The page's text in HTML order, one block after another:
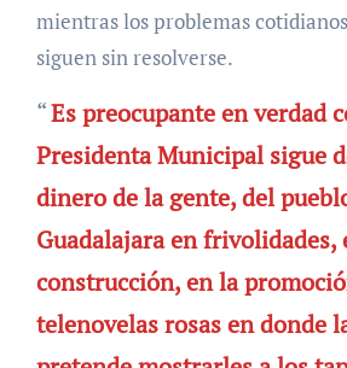
mientras los problemas
siguen sin resolverse.
“Es preocupante en verdad
Presidenta Municipal sigue
dinero de la gente, del
Guadalajara en frivolidades,
construcción, en la
telenovelas rosas en donde